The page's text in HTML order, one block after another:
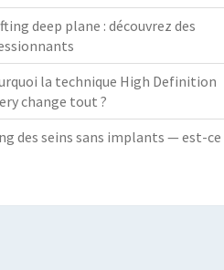
deep plane : découvrez des
la technique High Definition
change tout ?
des seins sans implants — est-ce